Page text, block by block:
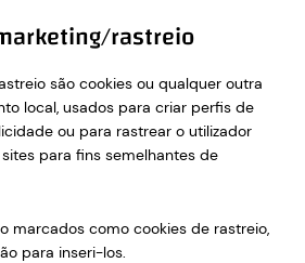
rastreio
são cookies ou qualquer outra
local, usados para criar perfis de
ou para rastrear o utilizador
para fins semelhantes de
marcados como cookies de rastreio,
para inseri-los.